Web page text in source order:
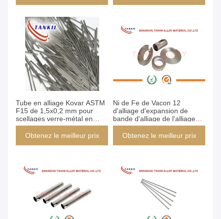
Tube en alliage Kovar ASTM
F15 de 1,5x0,2 mm pour
scellages verre-métal en
électronique
Obtenez le meilleur prix
Ni de Fe de Vacon 12
d'alliage d'expansion de
bande d'alliage de l'alliage
4J29 Kovar de précision
d'alliage de cachetage
Obtenez le meilleur prix